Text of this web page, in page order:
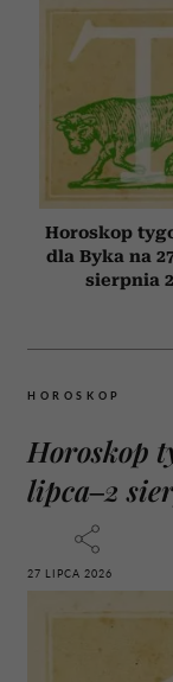
Horoskop
dla Byka na
sierpnia
HOROSKOP
Horoskop
lipca–2
27 LIPCA 2026